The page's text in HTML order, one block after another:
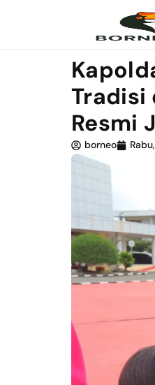
Tradisi
Resmi
borneo